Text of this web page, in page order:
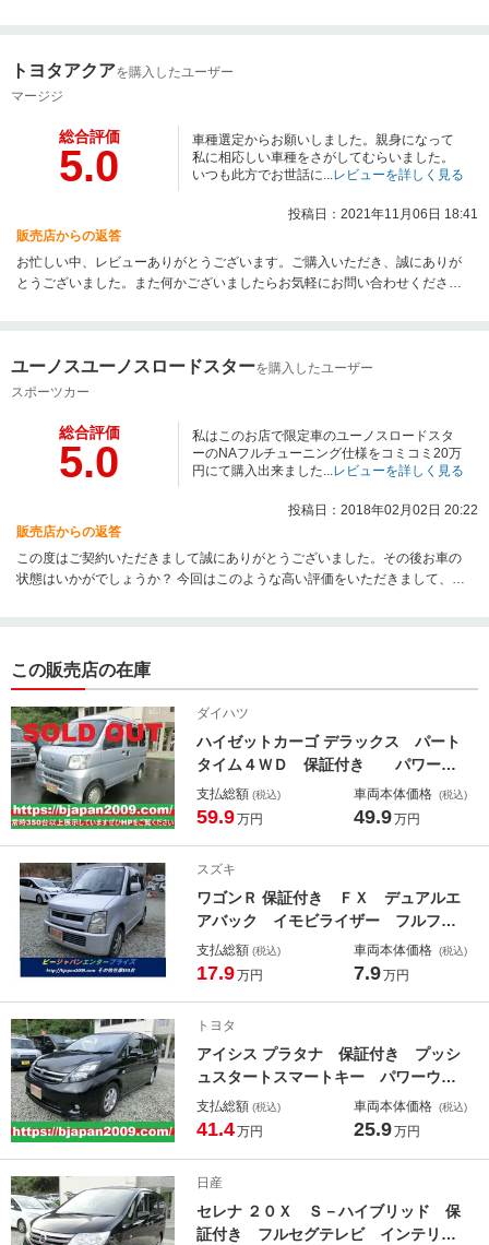
トヨタアクアを購入したユーザー
マージジ
総合評価
5.0
車種選定からお願いしました。親身になって
私に相応しい車種をさがしてむらいました。
いつも此方でお世話に... レビューを詳しく見る
投稿日：2021年11月06日 18:41
販売店からの返答
お忙しい中、レビューありがとうございます。ご購入いただき、誠にありが
とうございました。また何かございましたらお気軽にお問い合わせくださ
ユーノスユーノスロードスターを購入したユーザー
スポーツカー
総合評価
5.0
私はこのお店で限定車のユーノスロードスタ
ーのNAフルチューニング仕様をコミコミ20万
円にて購入出来ました... レビューを詳しく見る
投稿日：2018年02月02日 20:22
販売店からの返答
この度はご契約いただきまして誠にありがとうございました。その後お車の
状態はいかがでしょうか？ 今回はこのような高い評価をいただきまして、社
ください。 今後とも、どうぞ宜しくお願い致します。
この販売店の在庫
ダイハツ
ハイゼットカーゴ デラックス パート
タイム４ＷＤ 保証付き パワース
テアリング エアバッグ エアコン
キーレスエントリー 前席パワーウイ
支払総額 (税込)
59.9万円
車両本体価格 (税込)
49.9万円
スズキ
ワゴンＲ 保証付き ＦＸ デュアルエ
アバック イモビライザー フルフラ
ットシート 衝突安全ボディ エアコ
ン ＰＳ アルミホイール パワーウ
再生可能
支払総額 (税込)
17.9万円
車両本体価格 (税込)
7.9万円
トヨタ
アイシス プラタナ 保証付き プッシ
ュスタートスマートキー パワーウイ
ンドウ キーレスエントリー ダブル
エアバッグ ナビ ＳＤナビ オート
ＢＳ 衝突安全ボディ
支払総額 (税込)
41.4万円
車両本体価格 (税込)
25.9万円
日産
セレナ ２０Ｘ Ｓ－ハイブリッド 保
証付き フルセグテレビ インテリジ